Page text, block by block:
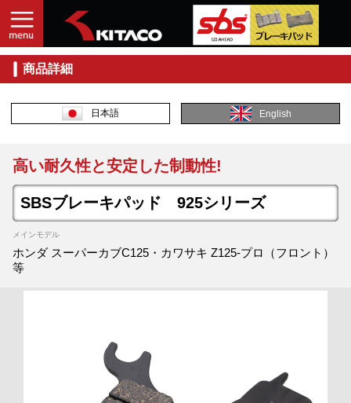
商品詳細
日本語 English
高い耐久性と安定した制動性!
SBSブレーキパッド 925シリーズ
メインモデル
ホンダ スーパーカブC125・カワサキ Z125-プロ（フロント）
等